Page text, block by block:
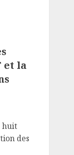
et la
huit
des